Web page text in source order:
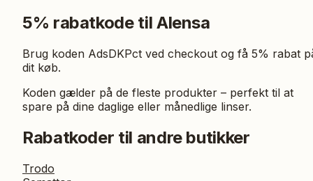
5% rabatkode til Alensa
Brug koden AdsDKPct ved checkout og få 5% rabat
dit køb.
Koden gælder på de fleste produkter – perfekt til at
spare på dine daglige eller månedlige linser.
Rabatkoder til andre butikker
Trodo